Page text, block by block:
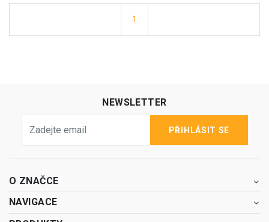
1
NEWSLETTER
PŘIHLÁSIT SE
O ZNAČCE
NAVIGACE